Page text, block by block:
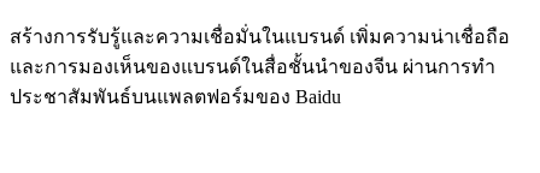
สร้างการรับรู้และความเชื่อมั่นในแบรนด์ เพิ่มความน่าเชื่อถือ
และการมองเห็นของแบรนด์ในสื่อชั้นนำของจีน ผ่านการทำ
ประชาสัมพันธ์บนแพลตฟอร์มของ Baidu